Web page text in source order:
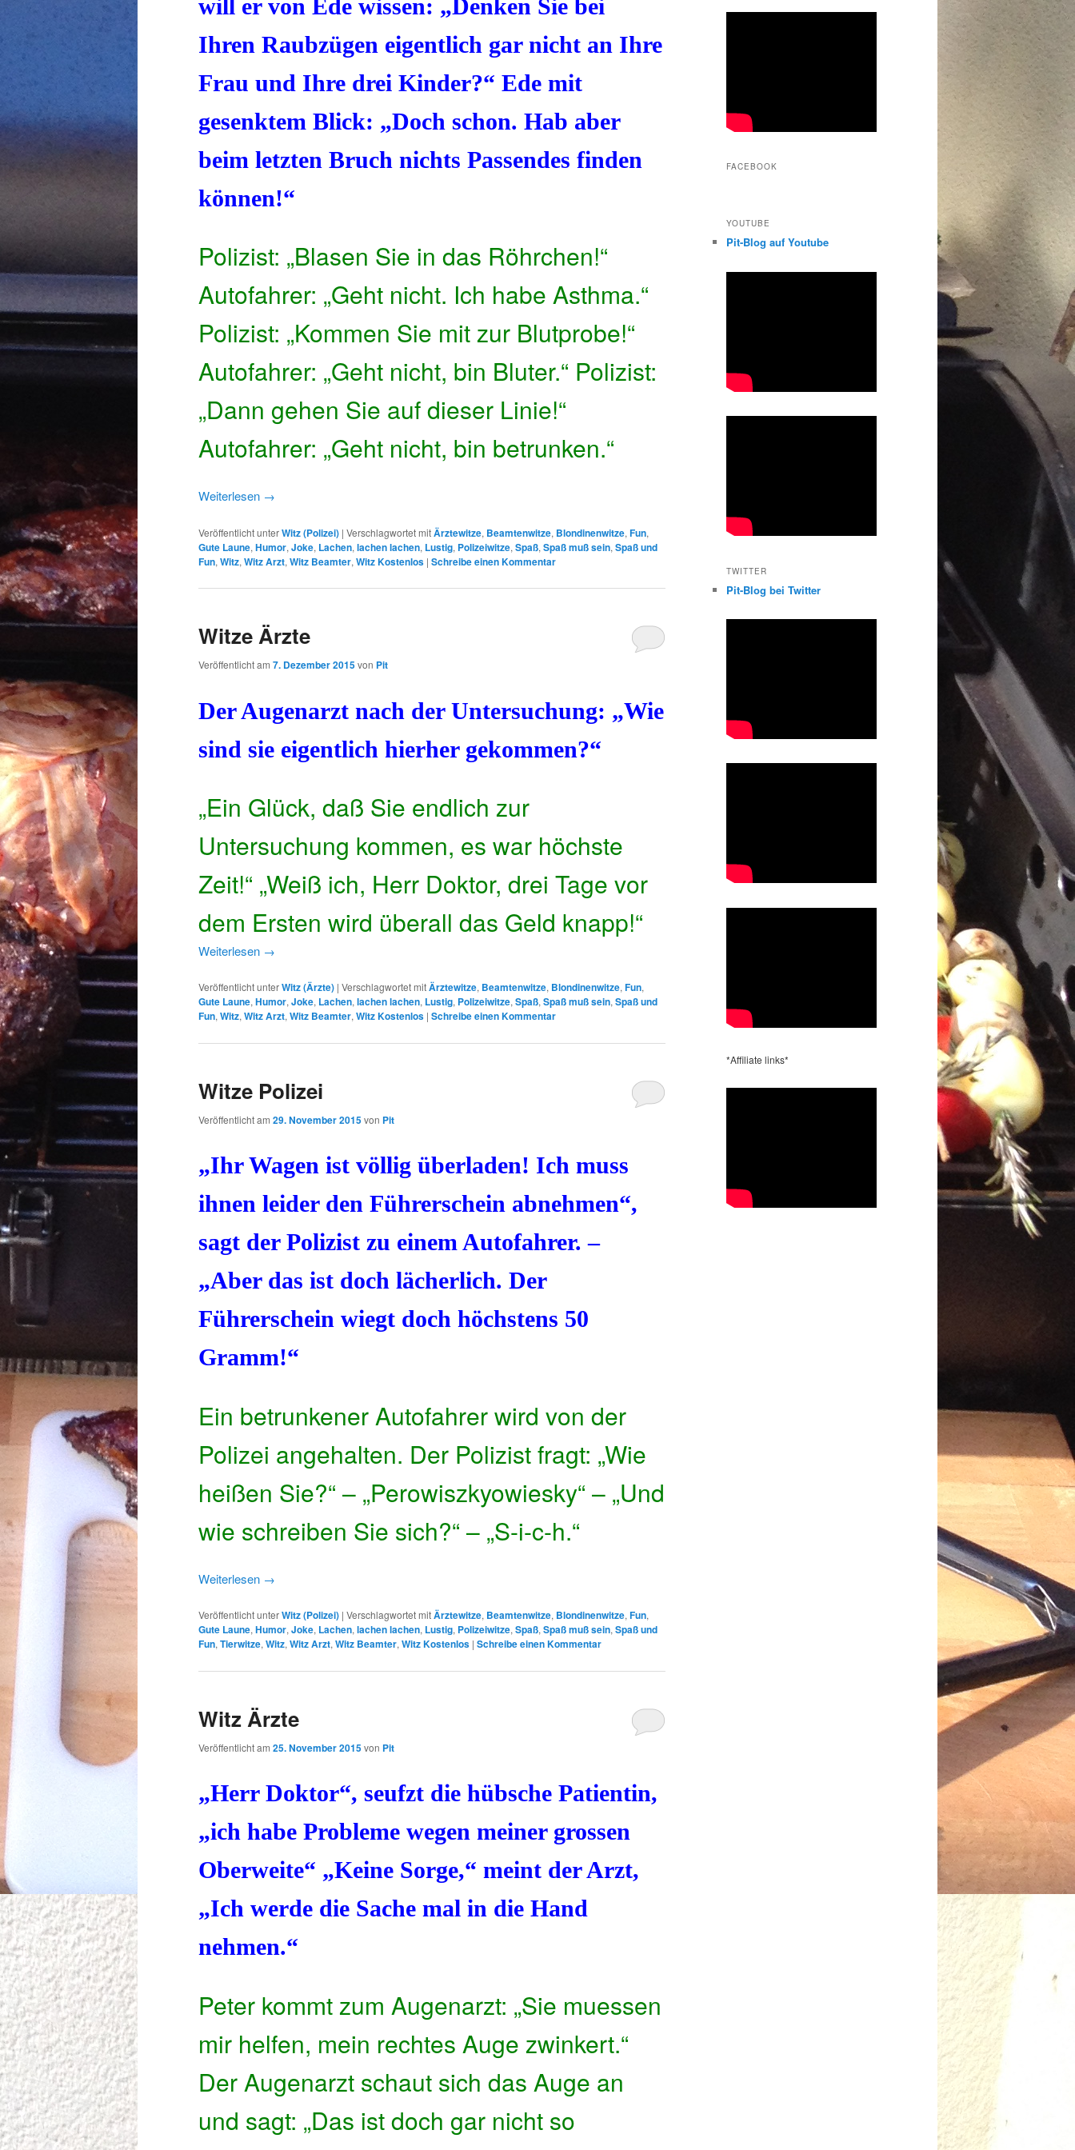
will er von Ede wissen: „Denken Sie bei
Ihren Raubzügen eigentlich gar nicht an Ihre
Frau und Ihre drei Kinder?“ Ede mit
gesenktem Blick: „Doch schon. Hab aber
beim letzten Bruch nichts Passendes finden
können!“
Polizist: „Blasen Sie in das Röhrchen!“
Autofahrer: „Geht nicht. Ich habe Asthma.“
Polizist: „Kommen Sie mit zur Blutprobe!“
Autofahrer: „Geht nicht, bin Bluter.“ Polizist:
„Dann gehen Sie auf dieser Linie!“
Autofahrer: „Geht nicht, bin betrunken.“
Weiterlesen →
Veröffentlicht unterWitz (Polizei) | Verschlagwortet mitÄrztewitze, Beamtenwitze, Blondinenwitze, Fun,
Gute Laune, Humor, Joke, Lachen, lachen lachen, Lustig, Polizeiwitze, Spaß, Spaß muß sein, Spaß und
Fun, Witz, Witz Arzt, Witz Beamter, Witz Kostenlos | Schreibe einen Kommentar
Witze Ärzte
Veröffentlicht am 7. Dezember 2015von Pit
Der Augenarzt nach der Untersuchung: „Wie
sind sie eigentlich hierher gekommen?“
„Ein Glück, daß Sie endlich zur
Untersuchung kommen, es war höchste
Zeit!“ „Weiß ich, Herr Doktor, drei Tage vor
dem Ersten wird überall das Geld knapp!“
Weiterlesen →
Veröffentlicht unterWitz (Ärzte) | Verschlagwortet mitÄrztewitze, Beamtenwitze, Blondinenwitze, Fun,
Gute Laune, Humor, Joke, Lachen, lachen lachen, Lustig, Polizeiwitze, Spaß, Spaß muß sein, Spaß und
Fun, Witz, Witz Arzt, Witz Beamter, Witz Kostenlos | Schreibe einen Kommentar
Witze Polizei
Veröffentlicht am 29. November 2015von Pit
„Ihr Wagen ist völlig überladen! Ich muss
ihnen leider den Führerschein abnehmen“,
sagt der Polizist zu einem Autofahrer. –
„Aber das ist doch lächerlich. Der
Führerschein wiegt doch höchstens 50
Gramm!“
Ein betrunkener Autofahrer wird von der
Polizei angehalten. Der Polizist fragt: „Wie
heißen Sie?“ – „Perowiszkyowiesky“ – „Und
wie schreiben Sie sich?“ – „S-i-c-h.“
Weiterlesen →
Veröffentlicht unterWitz (Polizei) | Verschlagwortet mitÄrztewitze, Beamtenwitze, Blondinenwitze,Fun,
Gute Laune,Humor,Joke, Lachen,lachen lachen, Lustig, Polizeiwitze,Spaß,Spaß muß sein,Spaß und
Fun,Tierwitze,Witz,Witz Arzt,Witz Beamter,Witz Kostenlos | Schreibe einen Kommentar
Witz Ärzte
Veröffentlicht am 25. November 2015von Pit
„Herr Doktor“, seufzt die hübsche Patientin,
„ich habe Probleme wegen meiner grossen
Oberweite“ „Keine Sorge,“ meint der Arzt,
„Ich werde die Sache mal in die Hand
nehmen.“
Peter kommt zum Augenarzt: „Sie muessen
mir helfen, mein rechtes Auge zwinkert.“
Der Augenarzt schaut sich das Auge an
und sagt: „Das ist doch gar nicht so
FACEBOOK
YOUTUBE
Pit-Blog auf Youtube
TWITTER
Pit-Blog bei Twitter
*Affiliate links*